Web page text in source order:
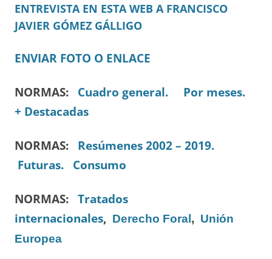
ENTREVISTA EN ESTA WEB A FRANCISCO
JAVIER GÓMEZ GÁLLIGO
ENVIAR FOTO O ENLACE
NORMAS: Cuadro general.
Por meses.
+ Destacadas
NORMAS: Resúmenes 2002 – 2019.
Futuras.
Consumo
NORMAS: Tratados
internacionales, Derecho Foral, Unión
Europea